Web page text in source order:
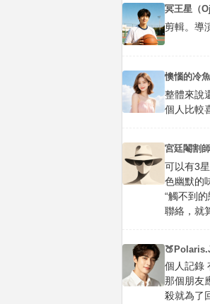
冥王星（
剪輯。導
懊惱的冷魚
整體來說
個人比較
宮廷閹割
可以有3
色幽默的
“觸不到
聯絡，就
個人記錄
那個朋友
殺就為了